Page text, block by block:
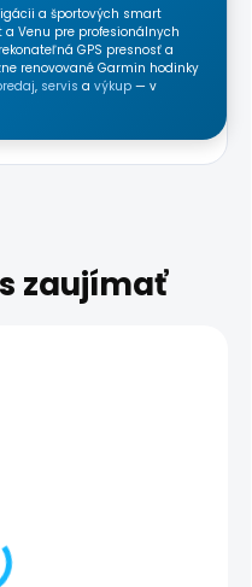
a športových smart
a Venu pre profesionálnych
GPS presnosť a
renovované Garmin hodinky
, servis a výkup— v
zaujímať